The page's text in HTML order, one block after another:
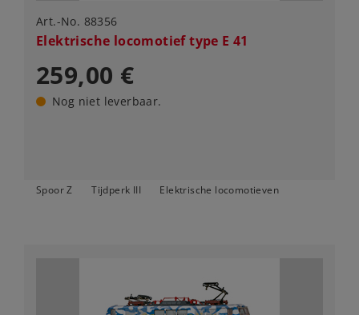
Art.-No. 88356
Elektrische locomotief type E 41
259,00 €
Nog niet leverbaar.
Spoor Z Tijdperk III Elektrische locomotieven